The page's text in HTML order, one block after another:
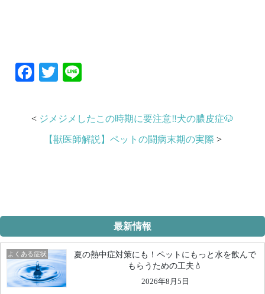
Facebook
Twitter
< ジメジメしたこの時期に要注意‼️犬の膿皮症🐶
【獣医師解説】ペットの闘病末期の実際 >
最新情報
夏の熱中症対策にも！ペットにもっと水を飲んで
もらうための工夫💧
よくある症状
2026年8月5日